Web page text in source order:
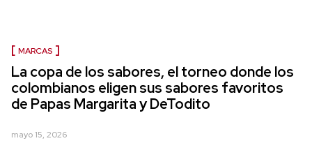
MARCAS
La copa de los sabores, el torneo donde los
colombianos eligen sus sabores favoritos
de Papas Margarita y DeTodito
mayo 15, 2026